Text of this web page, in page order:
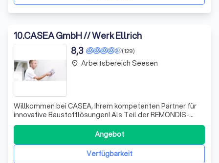
10.CASEA GmbH // Werk Ellrich
(129)
8,3
Willkommen bei CASEA, Ihrem kompetenten Partner für
innovative Baustofflösungen! Als Teil der REMONDIS-
Gruppe sind wir stolz darauf, Ihnen maßgeschneiderte
Produkte anzubieten, die höchsten Ansprüchen an
Qualität und Nachhaltigkeit gerecht werden. Unsere
Expertise erstreckt sich über eine Vielzahl v
Verfügbarkeit
Angebot
place Arbeitsbereich Seesen